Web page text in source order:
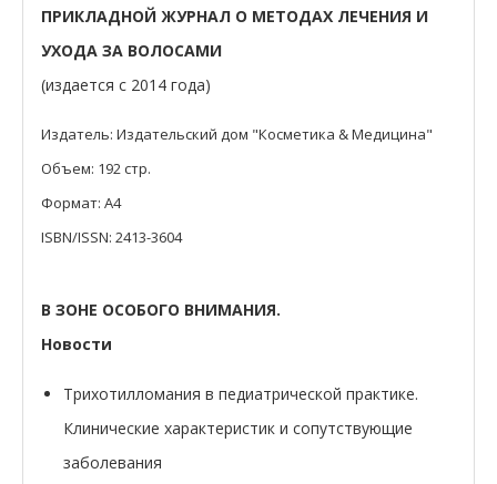
ПРИКЛАДНОЙ ЖУРНАЛ О МЕТОДАХ ЛЕЧЕНИЯ И
УХОДА ЗА ВОЛОСАМИ
(издается с 2014 года)
Издатель: Издательский дом "Косметика & Медицина"
Объем: 192 стр.
Формат: A4
ISBN/ISSN: 2413-3604
В ЗОНЕ ОСОБОГО ВНИМАНИЯ.
Новости
Трихотилломания в педиатрической практике.
Клинические характеристик и сопутствующие
заболевания